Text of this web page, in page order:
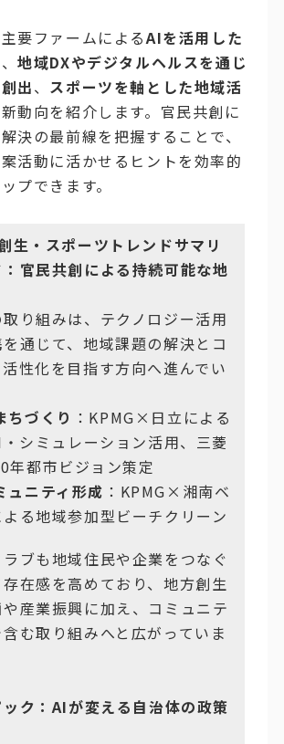
要ファームによるAIを活用した
、地域DXやデジタルヘルスを通じ
出、 スポーツを軸とした地域活
動向を紹介します。官民共創に
決の最前線を把握することで、
活動に活かせるヒントを効率的
プできます。
生・スポーツトレンドサマリ
：官民共創による持続可能な地
り組みは、テクノロジー活用
通じて、地域課題の解決とコ
性化を目指す方向へ進んでい
ちづくり ：KPMG×日立による
シミュレーション活用、三菱
年都市ビジョン策定
ュニティ形成 ：KPMG×湘南ベ
る地域参加型ビーチクリーン
ブも地域住民や企業をつなぐ
在感を高めており、地方創生
産業振興に加え、コミュニテ
む取り組みへと広がっていま
ック：AIが変える自治体の政策